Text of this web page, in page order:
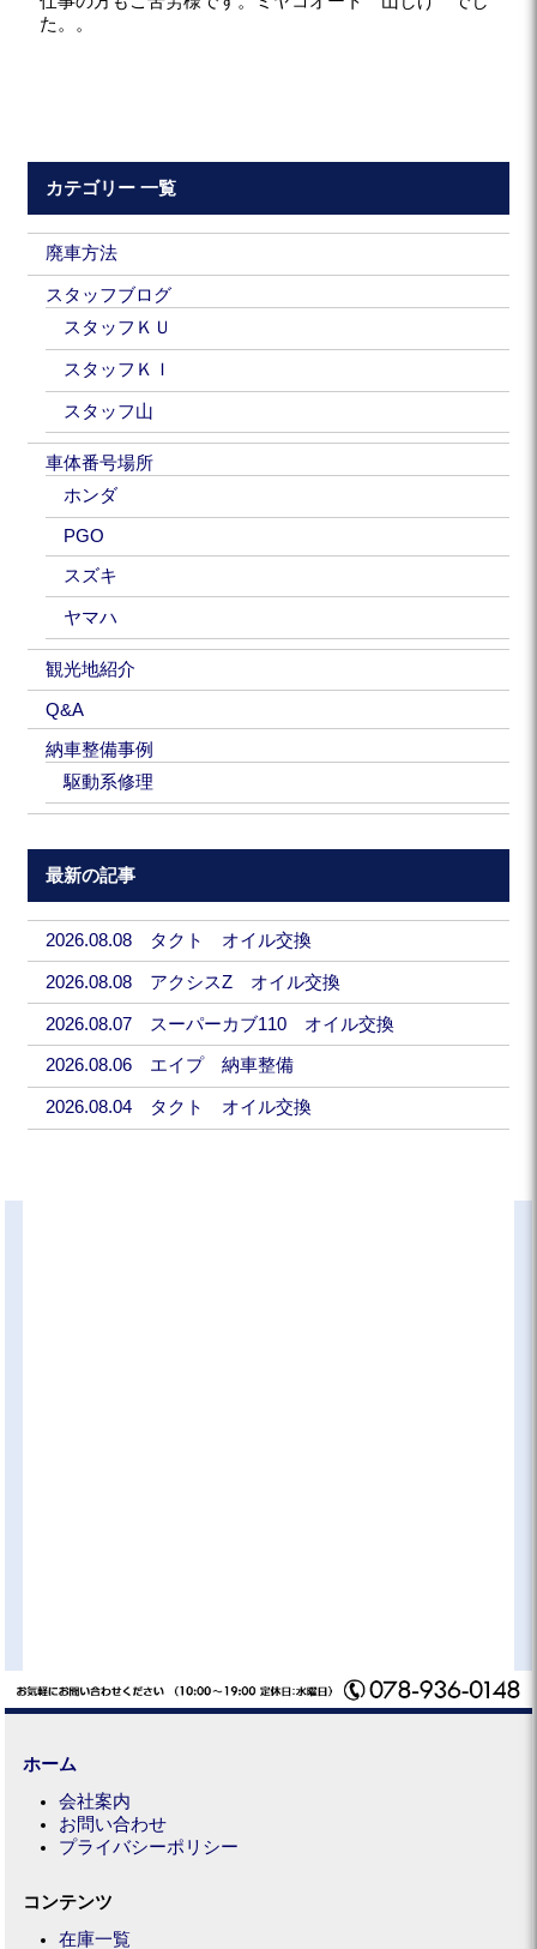
た。。
カテゴリー 一覧
廃車方法
スタッフブログ
スタッフＫＵ
スタッフＫＩ
スタッフ山
車体番号場所
ホンダ
PGO
スズキ
ヤマハ
観光地紹介
Q&A
納車整備事例
駆動系修理
最新の記事
2026.08.08 タクト オイル交換
2026.08.08 アクシスZ オイル交換
2026.08.07 スーパーカブ110 オイル交換
2026.08.06 エイプ 納車整備
2026.08.04 タクト オイル交換
ホーム
会社案内
お問い合わせ
プライバシーポリシー
コンテンツ
在庫一覧